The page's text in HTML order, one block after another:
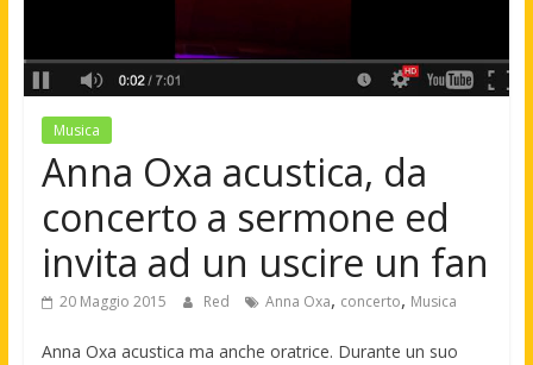
Musica
Anna Oxa acustica, da
concerto a sermone ed
invita ad un uscire un fan
20 Maggio 2015 Red Anna Oxa, concerto, Musica
Anna Oxa acustica ma anche oratrice. Durante un suo